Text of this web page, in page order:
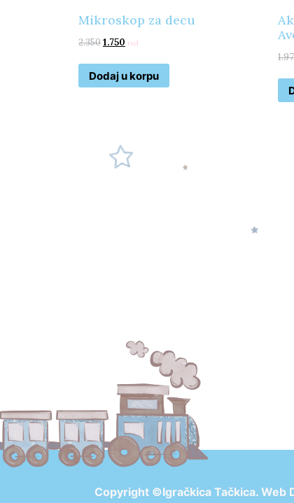
Mikroskop za decu
2.3501.750 rsd
Dodaj u korpu
Copyright ©Igračkica Tačkica. Web